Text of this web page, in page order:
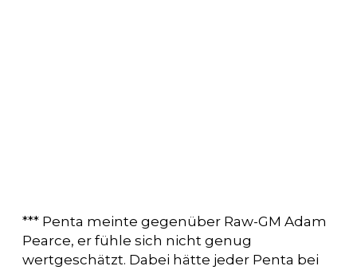
*** Penta meinte gegenüber Raw-GM Adam
Pearce, er fühle sich nicht genug
wertgeschätzt. Dabei hätte jeder Penta bei